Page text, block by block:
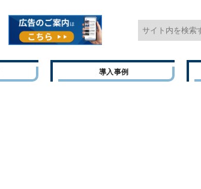
導入事例